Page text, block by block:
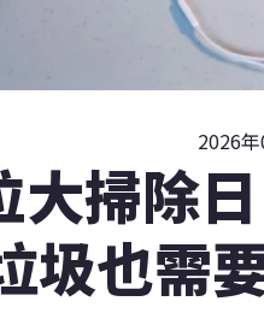
2026
掃除
圾也需